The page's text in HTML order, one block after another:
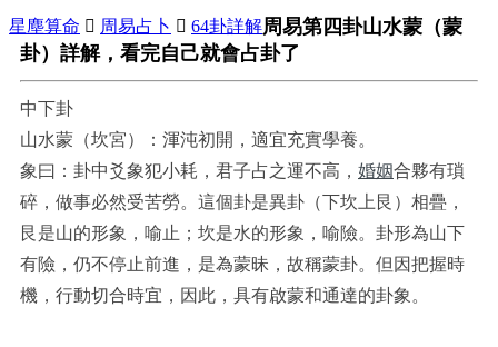
星塵算命  周易占卜  64卦詳解周易第四卦山水蒙（蒙
卦）詳解，看完自己就會占卦了
中下卦
山水蒙（坎宮）：渾沌初開，適宜充實學養。
象曰：卦中爻象犯小耗，君子占之運不高， 婚姻合夥有瑣
碎，做事必然受苦勞。這個卦是異卦（下坎上艮）相疊，
艮是山的形象，喻止；坎是水的形象，喻險。卦形為山下
有險，仍不停止前進，是為蒙昧，故稱蒙卦。但因把握時
機，行動切合時宜，因此，具有啟蒙和通達的卦象。